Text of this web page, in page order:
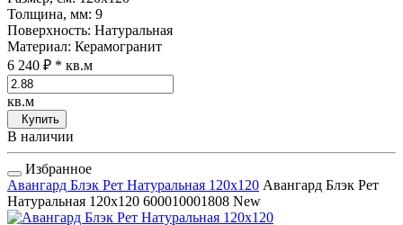
Толщина, мм: 9
Поверхность: Натуральная
Материал: Керамогранит
6 240 ₽ * кв.м
кв.м
Купить
В наличии
Избранное
Авангард Блэк Рет Натуральная 120x120 Авангард Блэк Рет
Натуральная 120x120 600010001808 New